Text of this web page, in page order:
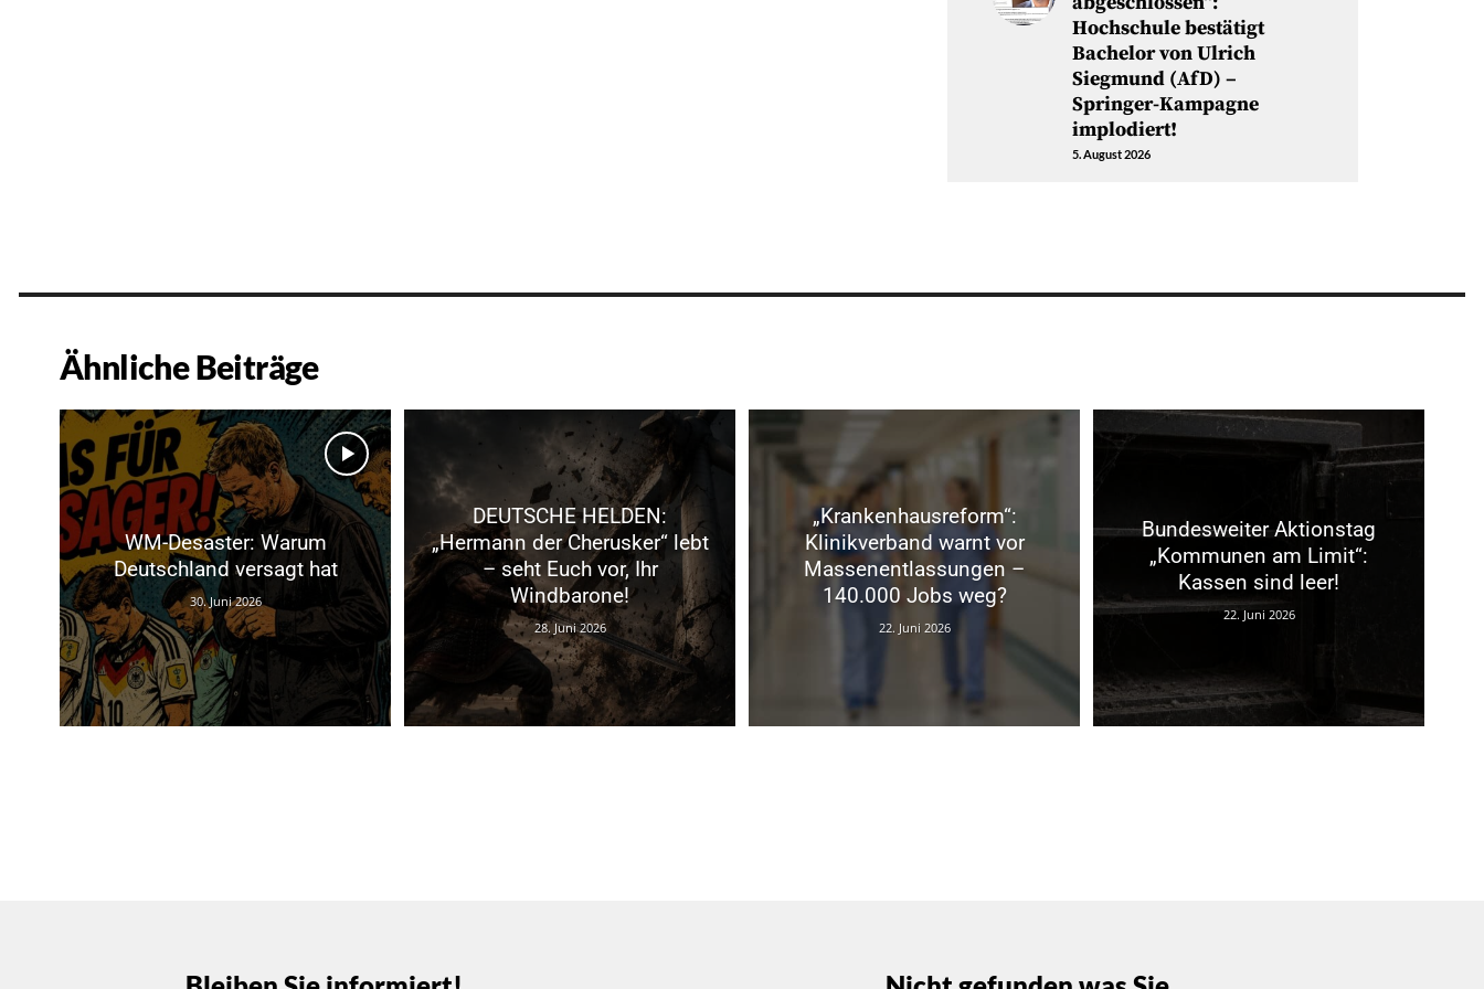
Hochschule bestätigt
Bachelor von Ulrich
Siegmund (AfD) –
Springer-Kampagne
implodiert!
5. August 2026
Ähnliche Beiträge
WM-Desaster: Warum
Deutschland versagt hat
30. Juni 2026
DEUTSCHE HELDEN:
„Hermann der Cherusker“ lebt
– seht Euch vor, Ihr
Windbarone!
28. Juni 2026
„Krankenhausreform“:
Klinikverband warnt vor
Massenentlassungen –
140.000 Jobs weg?
22. Juni 2026
Bundesweiter Aktionstag
„Kommunen am Limit“:
Kassen sind leer!
22. Juni 2026